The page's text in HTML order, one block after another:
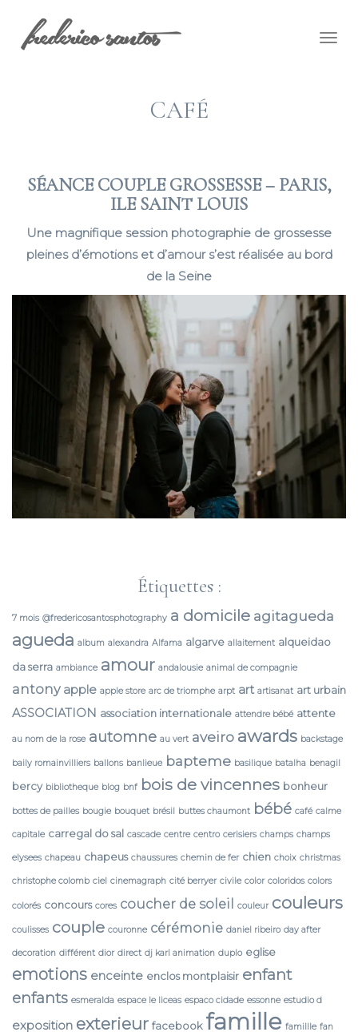
CAFÉ
SÉANCE COUPLE GROSSESSE – PARIS,
ILE SAINT LOUIS
Une magnifique session photographie de grossesse
pleines d’émotions et d’amour s’est réalisée au bord
de la Seine
Étiquettes :
7 mois @fredericosantosphotography a domicile agitagueda
agueda album alexandra Alfama algarve allaitement alqueidao
da serra ambiance amour andalousie animal de compagnie
antony apple apple store arc de triomphe arpt art artisanat art urbain
ASSOCIATION association internationale attendre bébé attente
au nom de la rose automne au vert aveiro awards backstage
baily romainvilliers ballons banlieue bapteme basilique batalha benagil
bercy bibliotheque blog bnf bois de vincennes bonheur
bottes de pailles bougie bouquet brésil buttes chaumont bébé café calme
capitale carregal do sal cascade centre centro cerisiers champs champs
elysees chapeau chapeus chaussures chemin de fer chien choix christmas
christophe colomb ciel cinemagraph cité berryer civile color coloridos colors
colorés concours cores coucher de soleil couleur couleurs
coulisses couple couronne cérémonie daniel ribeiro day after
decoration différent dior direct dj karl animation duplo eglise
emotions enceinte enclos montplaisir enfant
enfants esmeralda espace le liceas espaco cidade essonne estudio d
exposition exterieur facebook famille famillle fan